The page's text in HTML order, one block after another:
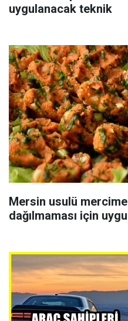
uygulanacak teknik
Mersin usulü
dağılmaması için